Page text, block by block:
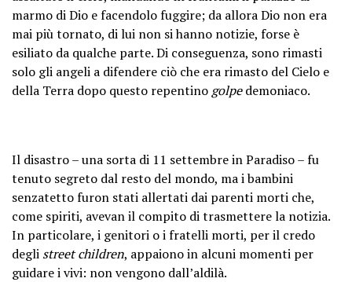
marmo di Dio e facendolo fuggire; da allora Dio non era
mai più tornato, di lui non si hanno notizie, forse è
esiliato da qualche parte. Di conseguenza, sono rimasti
solo gli angeli a difendere ciò che era rimasto del Cielo e
della Terra dopo questo repentino golpedemoniaco.
Il disastro – una sorta di 11 settembre in Paradiso – fu
tenuto segreto dal resto del mondo, ma i bambini
senzatetto furon stati allertati dai parenti morti che,
come spiriti, avevan il compito di trasmettere la notizia.
In particolare, i genitori o i fratelli morti, per il credo
degli street children, appaiono in alcuni momenti per
guidare i vivi: non vengono dall’aldilà.